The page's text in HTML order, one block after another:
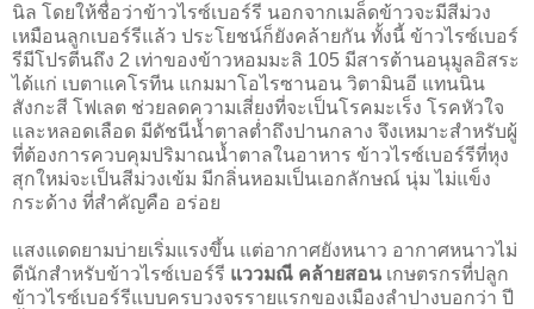
นิล โดยให้ชื่อว่าข้าวไรซ์เบอร์รี นอกจากเมล็ดข้าวจะมีสีม่วง
เหมือนลูกเบอร์รีแล้ว ประโยชน์ก็ยังคล้ายกัน ทั้งนี้ ข้าวไรซ์เบอร์
รีมีโปรตีนถึง 2 เท่าของข้าวหอมมะลิ 105 มีสารต้านอนุมูลอิสระ
ได้แก่ เบตาแคโรทีน แกมมาโอไรซานอน วิตามินอี แทนนิน
สังกะสี โฟเลต ช่วยลดความเสี่ยงที่จะเป็นโรคมะเร็ง โรคหัวใจ
และหลอดเลือด มีดัชนีน้ำตาลต่ำถึงปานกลาง จึงเหมาะสำหรับผู้
ที่ต้องการควบคุมปริมาณน้ำตาลในอาหาร ข้าวไรซ์เบอร์รีที่หุง
สุกใหม่จะเป็นสีม่วงเข้ม มีกลิ่นหอมเป็นเอกลักษณ์ นุ่ม ไม่แข็ง
กระด้าง ที่สำคัญคือ อร่อย
แสงแดดยามบ่ายเริ่มแรงขึ้น แต่อากาศยังหนาว อากาศหนาวไม่
ดีนักสำหรับข้าวไรซ์เบอร์รี แววมณี คล้ายสอน เกษตรกรที่ปลูก
ข้าวไรซ์เบอร์รีแบบครบวงจรรายแรกของเมืองลำปางบอกว่า ปี